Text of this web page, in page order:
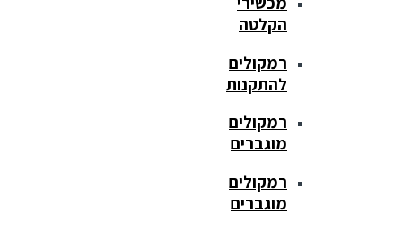
הקלטה
רמקולים
להתקנות
רמקולים
מוגברים
רמקולים
מוגברים